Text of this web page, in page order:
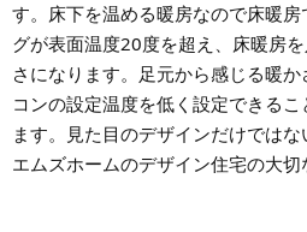
す。床下を温める暖房なので床暖
グが表面温度20度を超え、床暖房
さになります。足元から感じる暖
コンの設定温度を低く設定できる
ます。見た目のデザインだけでは
エムズホームのデザイン住宅の大